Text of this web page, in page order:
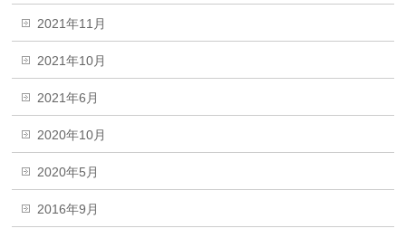
2021年11月
2021年10月
2021年6月
2020年10月
2020年5月
2016年9月